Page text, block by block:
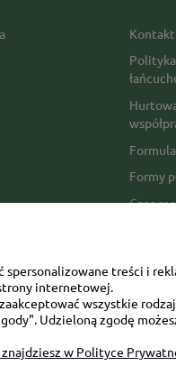
Formy
Czas
Mapa
treści i
internetowej.
wszystkie
Udzieloną zgodę
znajdziesz w Polityce